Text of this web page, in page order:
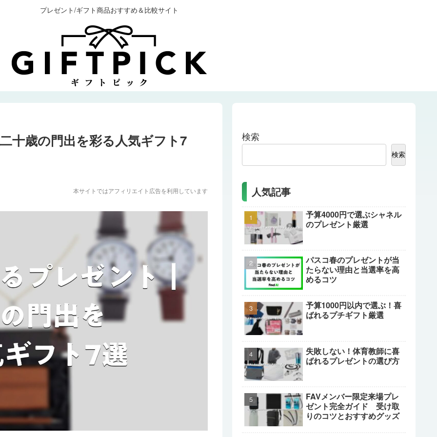
プレゼント/ギフト商品おすすめ＆比較サイト
十歳の門出を彩る人気ギフト7
本サイトではアフィリエイト広告を利用しています
検索
検索
人気記事
予算4000円で選ぶシャネル
のプレゼント厳選
パスコ春のプレゼントが当
たらない理由と当選率を高
めるコツ
予算1000円以内で選ぶ！喜
ばれるプチギフト厳選
失敗しない！体育教師に喜
ばれるプレゼントの選び方
FAVメンバー限定来場プレ
ゼント完全ガイド 受け取
りのコツとおすすめグッズ